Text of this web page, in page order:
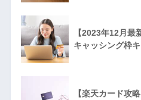
【2023年12月最
キャッシング枠
【楽天カード攻